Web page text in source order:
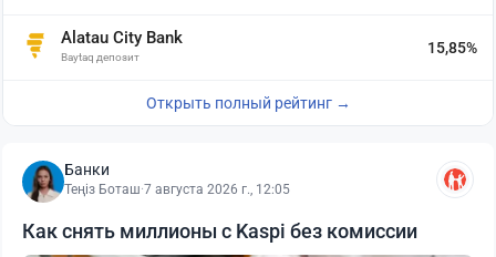
Alatau City Bank
Baytaq депозит
15,85%
Открыть полный рейтинг →
Банки
Теңіз Боташ·7 августа 2026 г., 12:05
Как снять миллионы с Kaspi без комиссии